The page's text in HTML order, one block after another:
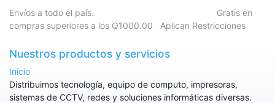
Envíos a todo el país. Gratis en
compras superiores a los Q1000.00 Aplican Restricciones
Nuestros productos y servicios
Inicio
Distribuimos tecnología, equipo de computo, impresoras,
sistemas de CCTV, redes y soluciones informáticas diversas.